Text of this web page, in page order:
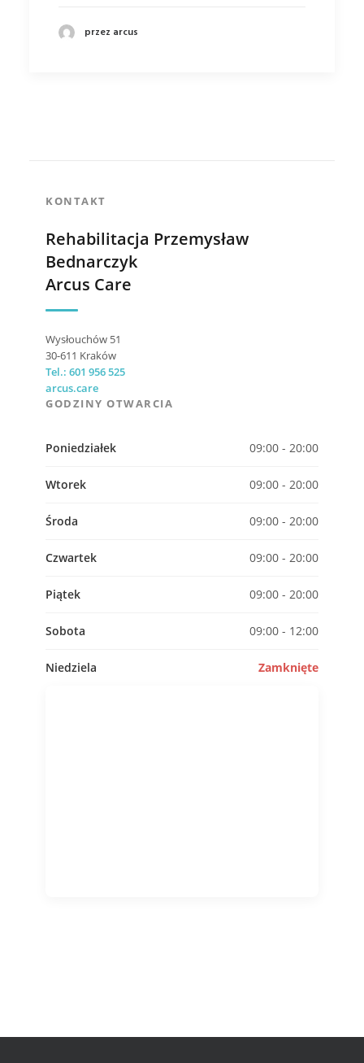
przez arcus
KONTAKT
Rehabilitacja Przemysław
Bednarczyk
Arcus Care
Wysłouchów 51
30-611 Kraków
Tel.: 601 956 525
arcus.care
GODZINY OTWARCIA
Poniedziałek 09:00 - 20:00
Wtorek 09:00 - 20:00
Środa 09:00 - 20:00
Czwartek 09:00 - 20:00
Piątek 09:00 - 20:00
Sobota 09:00 - 12:00
Niedziela Zamknięte